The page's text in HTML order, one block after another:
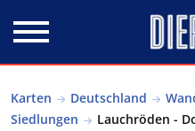
Karten Deutschland
Siedlungen
Lauchröden -